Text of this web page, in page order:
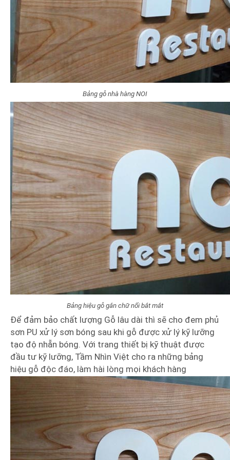
Bảng gỗ nhà hàng NOI
Bảng hiệu gỗ gắn chữ nổi bắt mắt
Để đảm bảo chất lượng Gỗ lâu dài thì sẽ cho đem phủ
sơn PU xử lý sơn bóng sau khi gỗ được xử lý kỹ lưỡng
tạo độ nhẵn bóng. Với trang thiết bị kỹ thuật được
đầu tư kỹ lưỡng, Tầm Nhìn Việt cho ra những bảng
hiệu gỗ độc đáo, làm hài lòng mọi khách hàng